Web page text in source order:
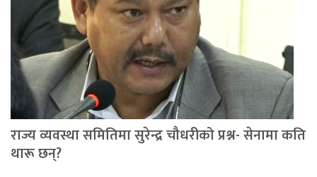
राज्य व्यवस्था समितिमा सुरेन्द्र चौधरीको प्रश्न- सेनामा कति
थारू छन्?